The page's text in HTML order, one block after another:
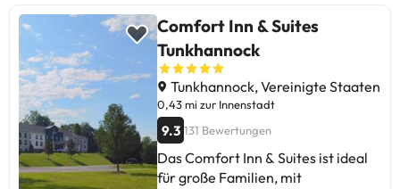
Comfort Inn & Suites
Tunkhannock
Tunkhannock, Vereinigte Staaten
0,43 mi zur Innenstadt
9.3 131 Bewertungen
Das Comfort Inn & Suites ist ideal
für große Familien, mit